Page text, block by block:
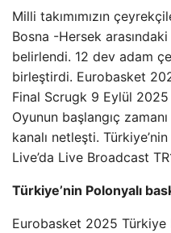
Milli takımımızın
Bosna -Hersek
belirlendi. 12 dev adam
birleştirdi. Eurobasket
Final Scrugk 9 Eylül
Oyunun başlangıç
kanalı netleşti.
Live’da Live Broadcast
Türkiye’nin Polonyalı
Eurobasket 2025 Türkiye